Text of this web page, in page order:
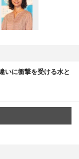
いに衝撃を受ける水と